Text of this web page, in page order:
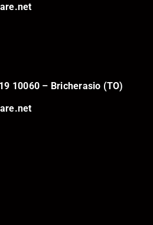
10060 – Bricherasio (TO)